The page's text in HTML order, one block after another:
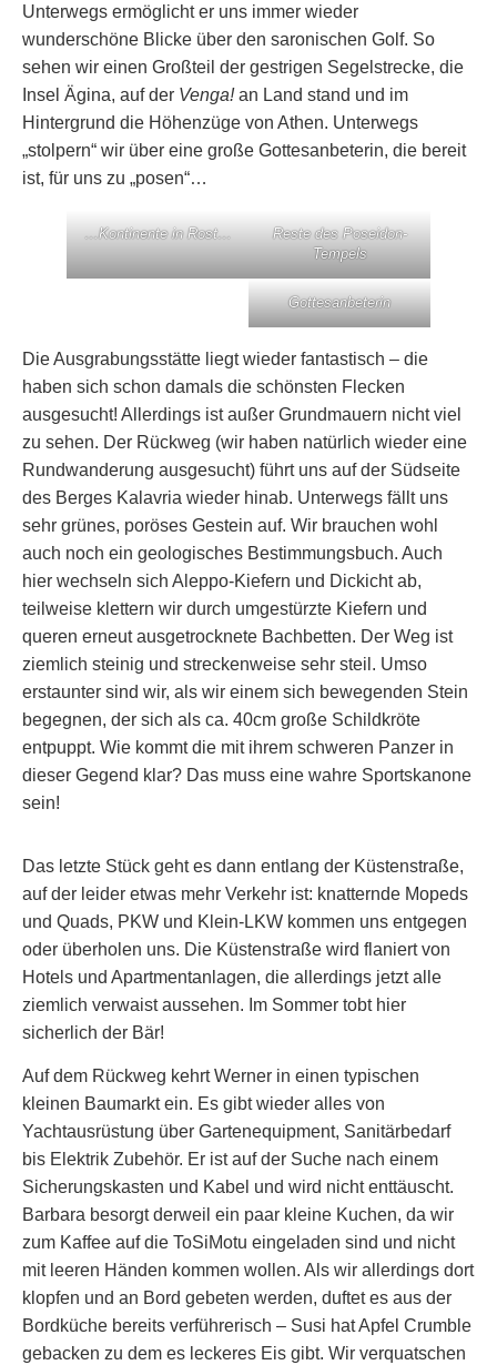
Unterwegs ermöglicht er uns immer wieder
wunderschöne Blicke über den saronischen Golf. So
sehen wir einen Großteil der gestrigen Segelstrecke, die
Insel Ägina, auf der Venga!an Land stand und im
Hintergrund die Höhenzüge von Athen. Unterwegs
„stolpern“ wir über eine große Gottesanbeterin, die bereit
ist, für uns zu „posen“…
…Kontinente in Rost…
Reste des Poseidon-
Tempels
Gottesanbeterin
Die Ausgrabungsstätte liegt wieder fantastisch – die
haben sich schon damals die schönsten Flecken
ausgesucht! Allerdings ist außer Grundmauern nicht viel
zu sehen. Der Rückweg (wir haben natürlich wieder eine
Rundwanderung ausgesucht) führt uns auf der Südseite
des Berges Kalavria wieder hinab. Unterwegs fällt uns
sehr grünes, poröses Gestein auf. Wir brauchen wohl
auch noch ein geologisches Bestimmungsbuch. Auch
hier wechseln sich Aleppo-Kiefern und Dickicht ab,
teilweise klettern wir durch umgestürzte Kiefern und
queren erneut ausgetrocknete Bachbetten. Der Weg ist
ziemlich steinig und streckenweise sehr steil. Umso
erstaunter sind wir, als wir einem sich bewegenden Stein
begegnen, der sich als ca. 40cm große Schildkröte
entpuppt. Wie kommt die mit ihrem schweren Panzer in
dieser Gegend klar? Das muss eine wahre Sportskanone
sein!
Das letzte Stück geht es dann entlang der Küstenstraße,
auf der leider etwas mehr Verkehr ist: knatternde Mopeds
und Quads, PKW und Klein-LKW kommen uns entgegen
oder überholen uns. Die Küstenstraße wird flaniert von
Hotels und Apartmentanlagen, die allerdings jetzt alle
ziemlich verwaist aussehen. Im Sommer tobt hier
sicherlich der Bär!
Auf dem Rückweg kehrt Werner in einen typischen
kleinen Baumarkt ein. Es gibt wieder alles von
Yachtausrüstung über Gartenequipment, Sanitärbedarf
bis Elektrik Zubehör. Er ist auf der Suche nach einem
Sicherungskasten und Kabel und wird nicht enttäuscht.
Barbara besorgt derweil ein paar kleine Kuchen, da wir
zum Kaffee auf die ToSiMotu eingeladen sind und nicht
mit leeren Händen kommen wollen. Als wir allerdings dort
klopfen und an Bord gebeten werden, duftet es aus der
Bordküche bereits verführerisch – Susi hat Apfel Crumble
gebacken zu dem es leckeres Eis gibt. Wir verquatschen